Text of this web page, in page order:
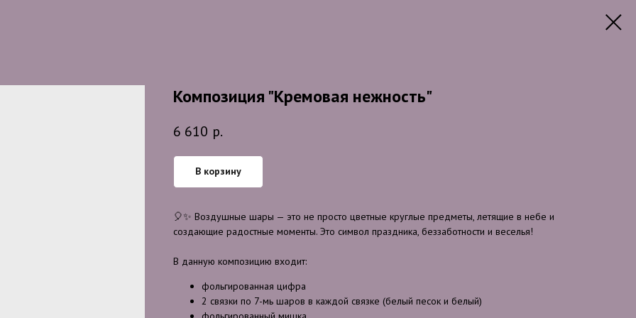
Композиция "Кремовая нежность"
6 610 р.
В корзину
🎈✨ Воздушные шары — это не просто цветные круглые предметы, летящие в небе и
создающие радостные моменты. Это символ праздника, беззаботности и веселья!
В данную композицию входит:
фольгированная цифра
2 связки по 7-мь шаров в каждой связке (белый песок и белый)